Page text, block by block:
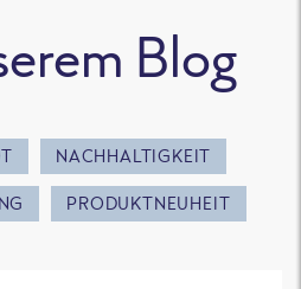
Blog
NACHHALTIGKEIT
PRODUKTNEUHEIT